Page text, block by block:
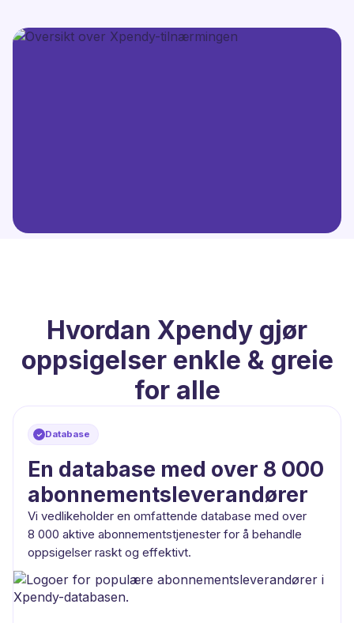
Hvordan Xpendy gjør
oppsigelser enkle & greie
for alle
Database
En database med over 8 000
abonnementsleverandører
Vi vedlikeholder en omfattende database med over
8 000 aktive abonnementstjenester for å behandle
oppsigelser raskt og effektivt.